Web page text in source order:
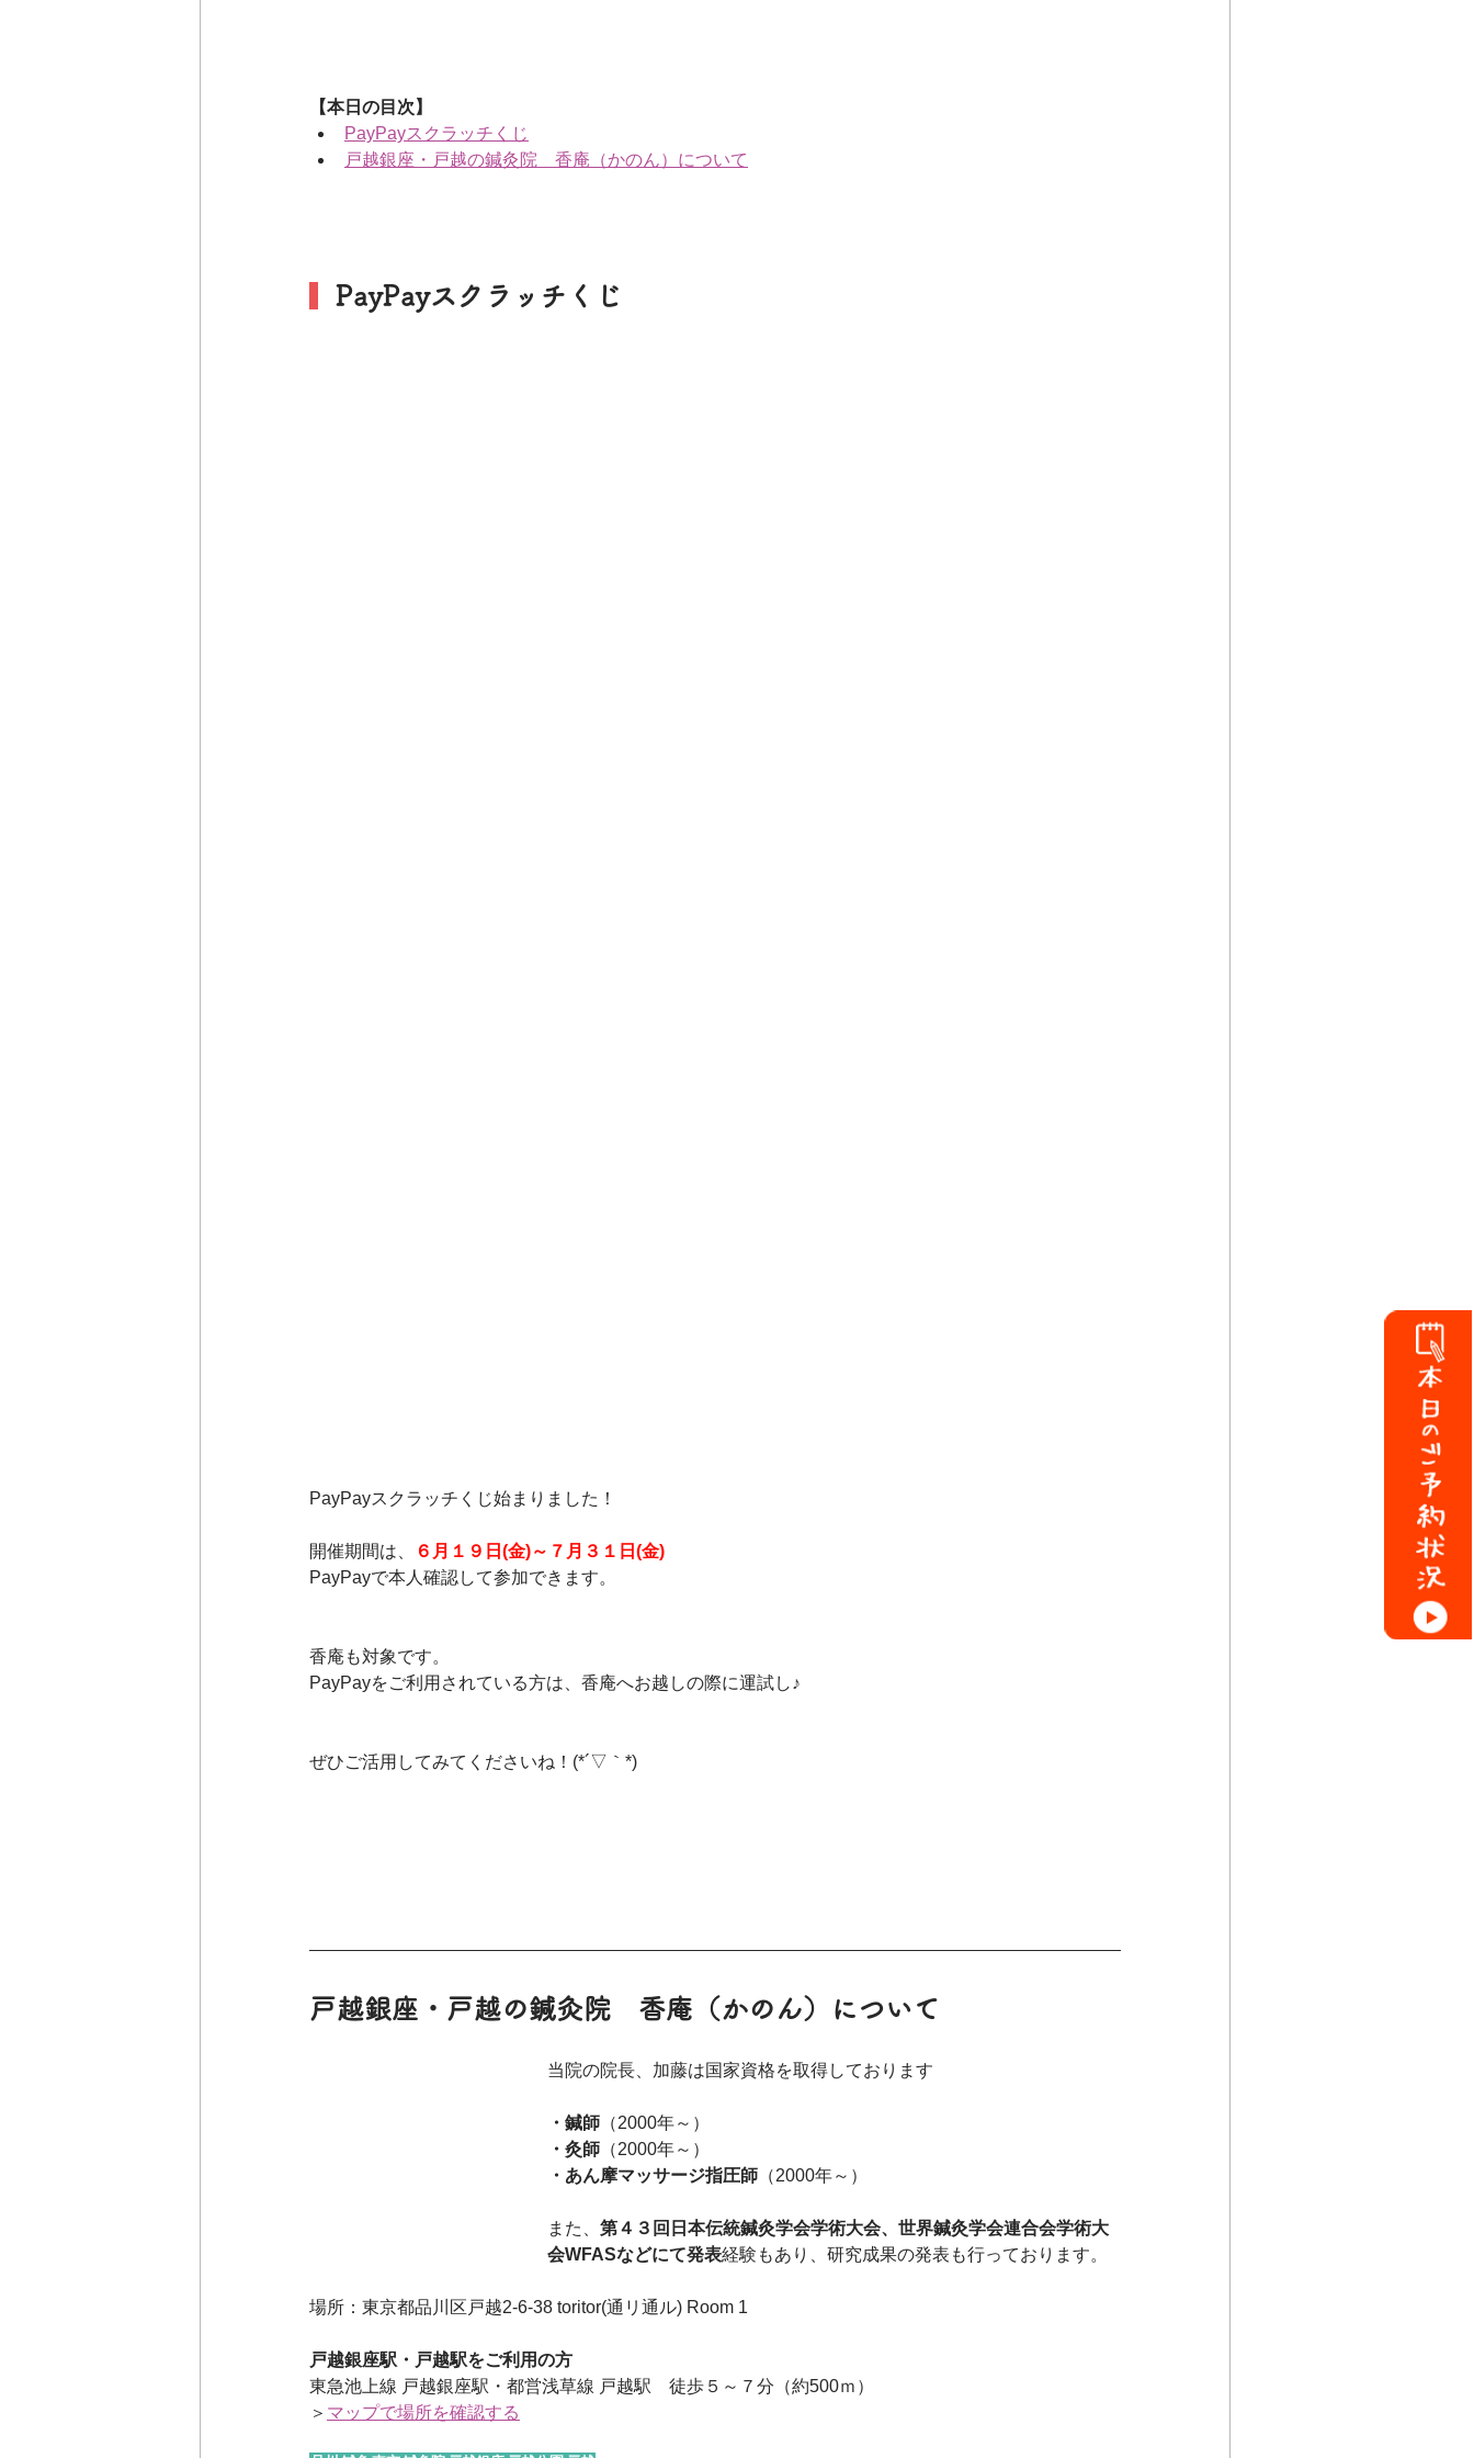
【本日の目次】
PayPayスクラッチくじ
戸越銀座・戸越の鍼灸院　香庵（かのん）について
PayPayスクラッチくじ
PayPayスクラッチくじ始まりました！
開催期間は、
６月１９日(金)～７月３１日(金)
PayPayで本人確認して参加できます。
香庵も対象です。
PayPayをご利用されている方は、香庵へお越しの際に運試し♪
ぜひご活用してみてくださいね！(*´▽｀*)
戸越銀座・戸越の鍼灸院　香庵（かのん）について
当院の院長、加藤は国家資格を取得しております
・鍼師 （2000年～）
・灸師 （2000年～）
・あん摩マッサージ指圧師 （2000年～）
また、 第４３回日本伝統鍼灸学会学術大会、世界鍼灸学会連合会学術大
会WFASなどにて発表経験もあり、研究成果の発表も行っております。
場所：東京都品川区戸越2-6-38 toritor(通リ通ル) Room 1
戸越銀座駅・戸越駅をご利用の方
東急池上線 戸越銀座駅・都営浅草線 戸越駅　徒歩５～７分（約500ｍ）
＞ マップで場所を確認する